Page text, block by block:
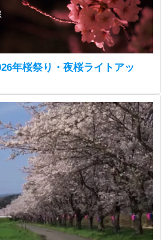
年桜祭り・夜桜ライトアッ